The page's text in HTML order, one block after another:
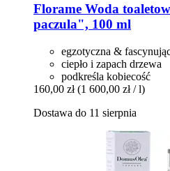
Florame Woda
paczula", 100 ml
egzotyczna &
ciepło i zapach drzewa
podkreśla kobiecość
160,00 zł (1 600,00 zł / l)
Dostawa do 11 sierpnia